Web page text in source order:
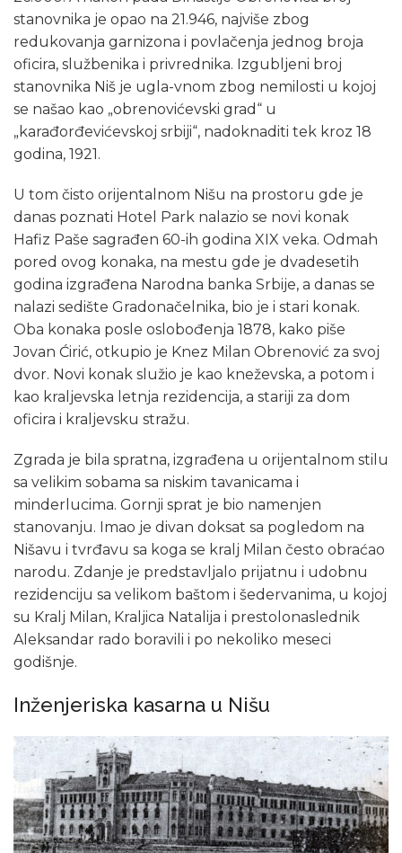
stanovnika je opao na 21.946, najviše zbog
redukovanja garnizona i povlačenja jednog broja
oficira, službenika i privrednika. Izgubljeni broj
stanovnika Niš je ugla-vnom zbog nemilosti u kojoj
se našao kao „obrenovićevski grad“ u
„karađorđevićevskoj srbiji“, nadoknaditi tek kroz 18
godina, 1921.
U tom čisto orijentalnom Nišu na prostoru gde je
danas poznati Hotel Park nalazio se novi konak
Hafiz Paše sagrađen 60-ih godina XIX veka. Odmah
pored ovog konaka, na mestu gde je dvadesetih
godina izgrađena Narodna banka Srbije, a danas se
nalazi sedište Gradonačelnika, bio je i stari konak.
Oba konaka posle oslobođenja 1878, kako piše
Jovan Ćirić, otkupio je Knez Milan Obrenović za svoj
dvor. Novi konak služio je kao kneževska, a potom i
kao kraljevska letnja rezidencija, a stariji za dom
oficira i kraljevsku stražu.
Zgrada je bila spratna, izgrađena u orijentalnom stilu
sa velikim sobama sa niskim tavanicama i
minderlucima. Gornji sprat je bio namenjen
stanovanju. Imao je divan doksat sa pogledom na
Nišavu i tvrđavu sa koga se kralj Milan često obraćao
narodu. Zdanje je predstavljalo prijatnu i udobnu
rezidenciju sa velikom baštom i šedervanima, u kojoj
su Kralj Milan, Kraljica Natalija i prestolonaslednik
Aleksandar rado boravili i po nekoliko meseci
godišnje.
Inženjeriska kasarna u Nišu